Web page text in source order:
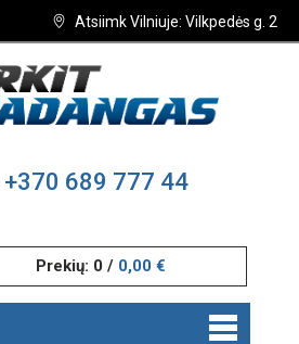
Atsiimk Vilniuje: Vilkpedės g. 2
+370 689 777 44
Prekių: 0 / 0,00 €